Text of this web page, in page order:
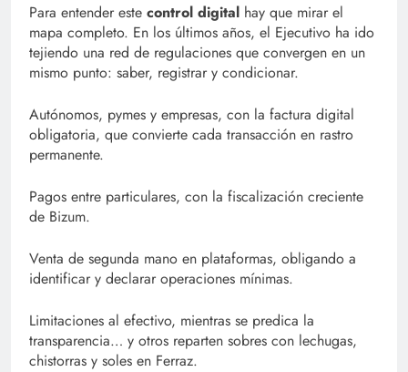
Para entender este control digital hay que mirar el
mapa completo. En los últimos años, el Ejecutivo ha ido
tejiendo una red de regulaciones que convergen en un
mismo punto: saber, registrar y condicionar.
Autónomos, pymes y empresas, con la factura digital
obligatoria, que convierte cada transacción en rastro
permanente.
Pagos entre particulares, con la fiscalización creciente
de Bizum.
Venta de segunda mano en plataformas, obligando a
identificar y declarar operaciones mínimas.
Limitaciones al efectivo, mientras se predica la
transparencia… y otros reparten sobres con lechugas,
chistorras y soles en Ferraz.